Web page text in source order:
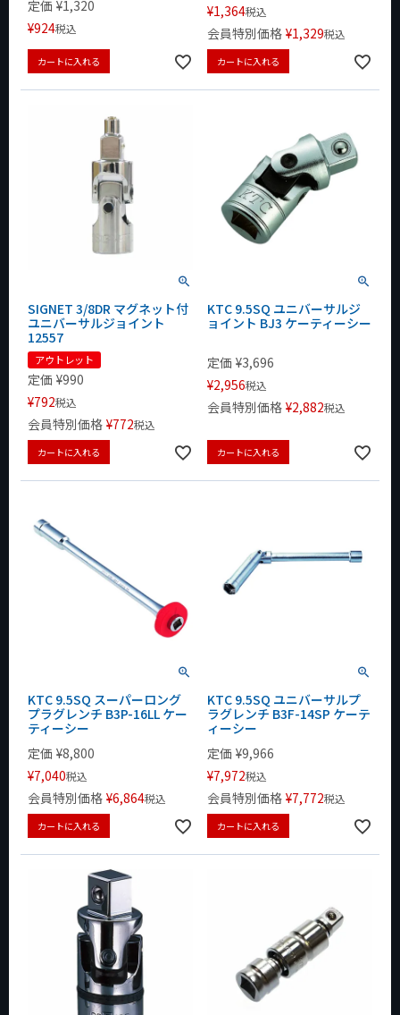
定価 ¥1,320
¥924税込
カートに入れる
¥1,364税込
会員特別価格 ¥1,329税込
カートに入れる
SIGNET 3/8DR マグネット付
ユニバーサルジョイント
12557
アウトレット
定価 ¥990
¥792税込
会員特別価格 ¥772税込
カートに入れる
KTC 9.5SQ ユニバーサルジ
ョイント BJ3 ケーティーシー
定価 ¥3,696
¥2,956税込
会員特別価格 ¥2,882税込
カートに入れる
KTC 9.5SQ スーパーロング
プラグレンチ B3P-16LL ケー
ティーシー
定価 ¥8,800
¥7,040税込
会員特別価格 ¥6,864税込
カートに入れる
KTC 9.5SQ ユニバーサルプ
ラグレンチ B3F-14SP ケーテ
ィーシー
定価 ¥9,966
¥7,972税込
会員特別価格 ¥7,772税込
カートに入れる